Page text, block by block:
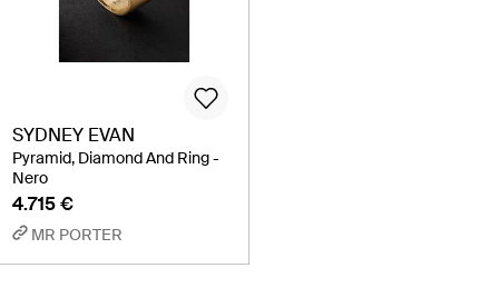
SYDNEY EVAN
Pyramid, Diamond And Ring -
Nero
4.715 €
MR PORTER